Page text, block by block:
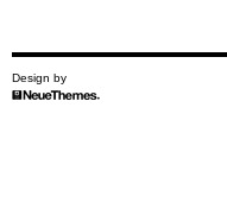
Design by